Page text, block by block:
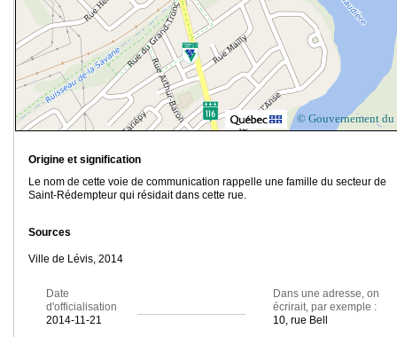
© Gouvernement du
Origine et signification
Le nom de cette voie de communication rappelle une famille du secteur de
Saint-Rédempteur qui résidait dans cette rue.
Sources
Ville de Lévis, 2014
Date
d'officialisation
2014-11-21
Dans une adresse, on
écrirait, par exemple :
10, rue Bell